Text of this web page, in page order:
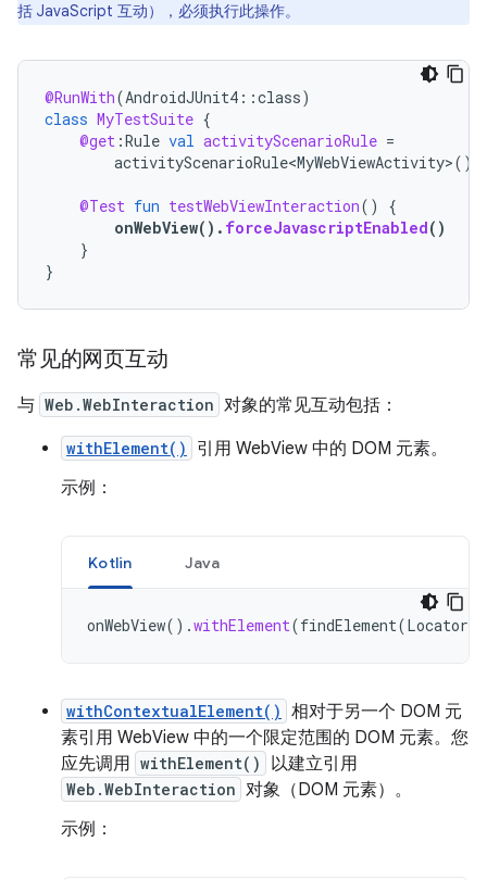
括 JavaScript 互动），必须执行此操作。
@RunWith(AndroidJUnit4 ::class)
class MyTestSuite {
@get :Rule val activityScenarioRule =
activityScenarioRule<MyWebViewActivity>()
@Test fun testWebViewInteraction()
{
onWebView(). forceJavascriptEnabled()
}
}
常见的网页互动
与 Web.WebInteraction 对象的常见互动包括：
withElement()
引用 WebView 中的 DOM 元素。
示例：
Kotlin Java
onWebView().withElement(findElement(Locator
withContextualElement() 相对于另一个 DOM 元
素引用 WebView 中的一个限定范围的 DOM 元素。您
应先调用 withElement() 以建立引用
Web.WebInteraction 对象（DOM 元素）。
示例：